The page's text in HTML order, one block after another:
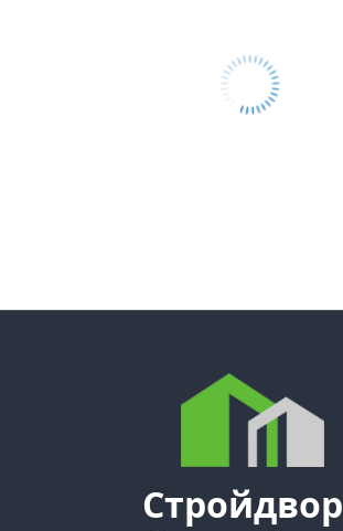
Стройдвор